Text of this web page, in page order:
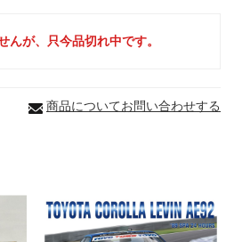
んが、只今品切れ中です。
商品についてお問い合わせする